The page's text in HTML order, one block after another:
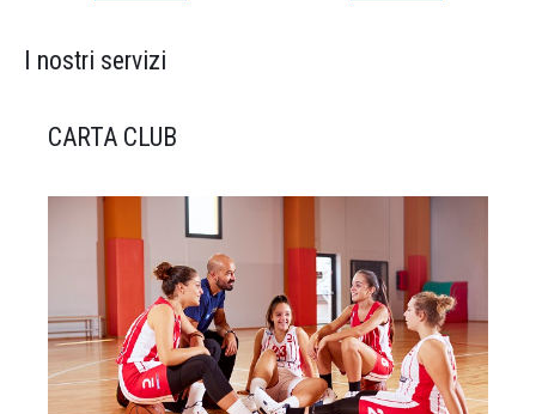
I nostri servizi
CARTA CLUB